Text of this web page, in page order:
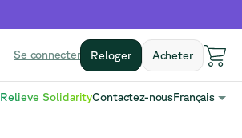
Se connecter Reloger Acheter
Relieve SolidarityContactez-nousFrançais